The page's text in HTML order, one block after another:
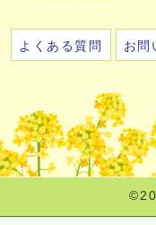
よくある質問 お問